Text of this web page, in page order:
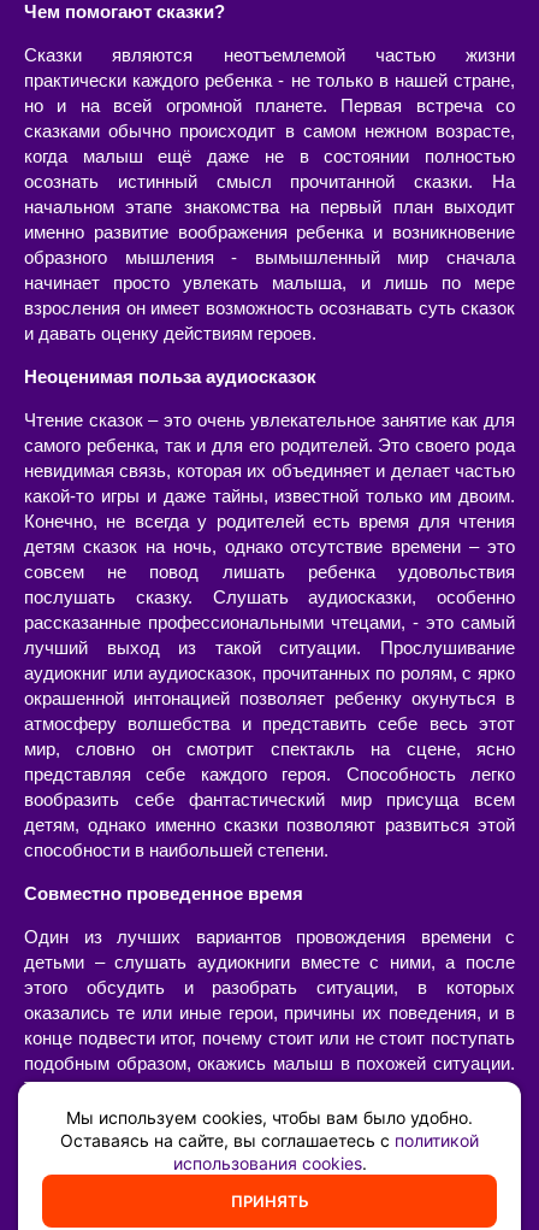
Чем помогают сказки?
Сказки являются неотъемлемой частью жизни
практически каждого ребенка - не только в нашей стране,
но и на всей огромной планете. Первая встреча со
сказками обычно происходит в самом нежном возрасте,
когда малыш ещё даже не в состоянии полностью
осознать истинный смысл прочитанной сказки. На
начальном этапе знакомства на первый план выходит
именно развитие воображения ребенка и возникновение
образного мышления - вымышленный мир сначала
начинает просто увлекать малыша, и лишь по мере
взросления он имеет возможность осознавать суть сказок
и давать оценку действиям героев.
Неоценимая польза аудиосказок
Чтение сказок – это очень увлекательное занятие как для
самого ребенка, так и для его родителей. Это своего рода
невидимая связь, которая их объединяет и делает частью
какой-то игры и даже тайны, известной только им двоим.
Конечно, не всегда у родителей есть время для чтения
детям сказок на ночь, однако отсутствие времени – это
совсем не повод лишать ребенка удовольствия
послушать сказку. Слушать аудиосказки, особенно
рассказанные профессиональными чтецами, - это самый
лучший выход из такой ситуации. Прослушивание
аудиокниг или аудиосказок, прочитанных по ролям, с ярко
окрашенной интонацией позволяет ребенку окунуться в
атмосферу волшебства и представить себе весь этот
мир, словно он смотрит спектакль на сцене, ясно
представляя себе каждого героя. Способность легко
вообразить себе фантастический мир присуща всем
детям, однако именно сказки позволяют развиться этой
способности в наибольшей степени.
Совместно проведенное время
Один из лучших вариантов провождения времени с
детьми – слушать аудиокниги вместе с ними, а после
этого обсудить и разобрать ситуации, в которых
оказались те или иные герои, причины их поведения, и в
конце подвести итог, почему стоит или не стоит поступать
подобным образом, окажись малыш в похожей ситуации.
Такой «разбор» очень интересен сам по себе, позволяет
наладить диалог с ребенком, а также он имеет огромную
воспитательную ценность – возможность ненавязчиво,
иногда в игровой форме, указать на самые главные
жизненные принципы и ценности.
Мы используем cookies, чтобы вам было удобно.
Оставаясь на сайте, вы соглашаетесь с политикой
использования cookies.
ПРИНЯТЬ